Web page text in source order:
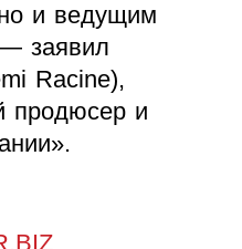
и ведущим
заявил
Racine),
продюсер и